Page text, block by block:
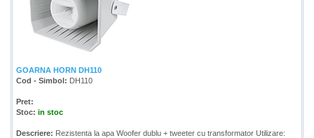
GOARNA HORN DH110
Cod - Simbol: DH110
Pret:
Stoc: in stoc
Descriere: Rezistenta la apa Woofer dublu + tweeter cu transformator Utilizare: